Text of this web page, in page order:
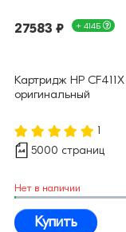
27583 ₽ + 414Б
Картридж HP
оригинальный
1
5000 страниц
Нет в наличии
Купить